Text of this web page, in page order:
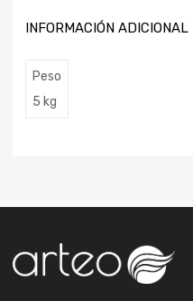
INFORMACIÓN ADICIONAL
Peso
5 kg